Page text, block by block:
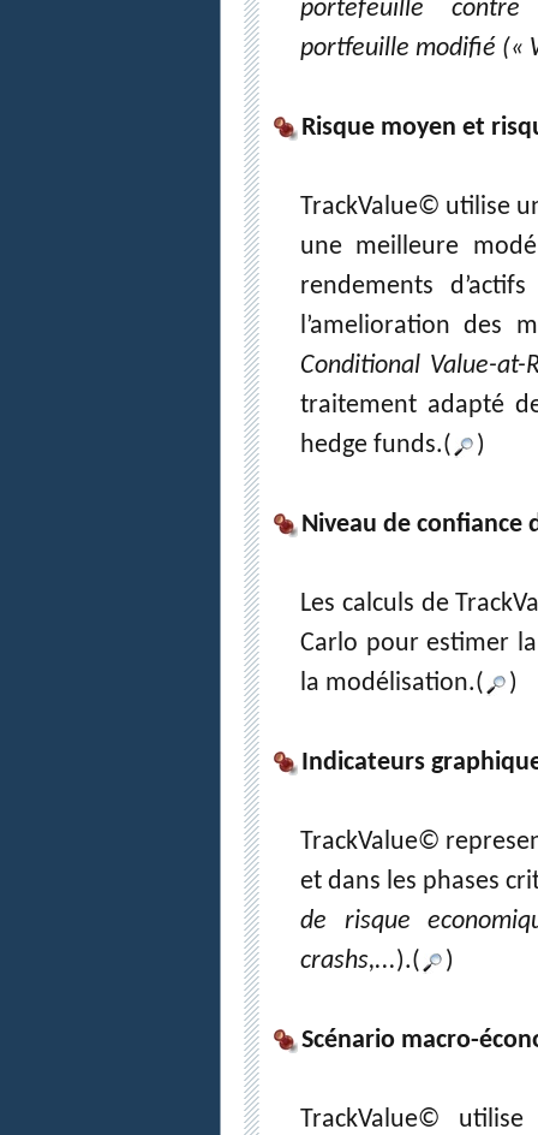
portefeuille
portfeuille modifié («
Risque moyen et
TrackValue© utilise
une meilleure
rendements
l’amelioration des
Conditional Value-at-
traitement adapté
hedge funds.(
)
Niveau de confiance
Les calculs de
Carlo pour estimer
la modélisation.(
)
Indicateurs
TrackValue©
et dans les phases
de risque
crashs,...).( )
Scénario macro-
TrackValue©